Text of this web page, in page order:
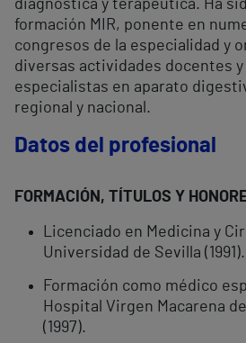
diagnóstica y terapeútica. Ha
formación MIR, ponente en
congresos de la especialidad y
diversas actividades docentes
especialistas en aparato
regional y nacional.
Datos del profesional
FORMACIÓN, TÍTULOS Y
Licenciado en Medicina y
Universidad de Sevilla (1991).
Formación como médico
Hospital Virgen Macarena
(1997).